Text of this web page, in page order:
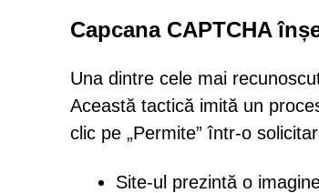
Capcana CAPTCHA
Una dintre cele mai
Această tactică imită un
clic pe „Permite” într-o
Site-ul prezintă o